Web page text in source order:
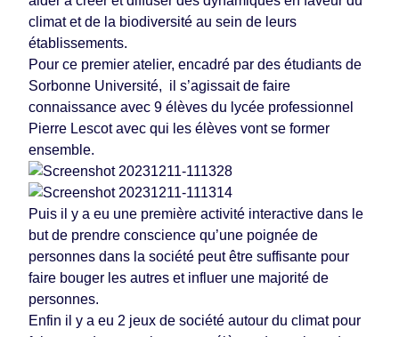
climat et de la biodiversité au sein de leurs
établissements.
Pour ce premier atelier, encadré par des étudiants de
Sorbonne Université, il s’agissait de faire
connaissance avec 9 élèves du lycée professionnel
Pierre Lescot avec qui les élèves vont se former
ensemble.
Puis il y a eu une première activité interactive dans le
but de prendre conscience qu’une poignée de
personnes dans la société peut être suffisante pour
faire bouger les autres et influer une majorité de
personnes.
Enfin il y a eu 2 jeux de société autour du climat pour